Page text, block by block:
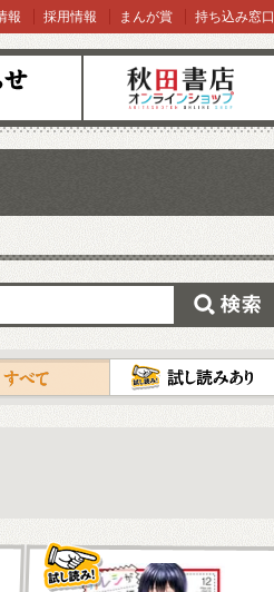
オンラインショップ
報 採用情報 まんが賞 持ち込み窓口